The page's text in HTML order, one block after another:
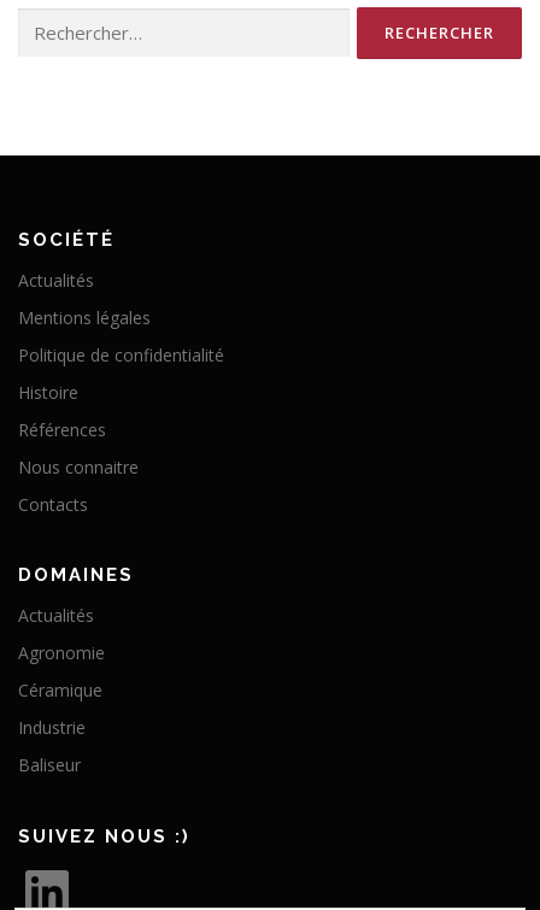
SOCIÉTÉ
Actualités
Mentions légales
Politique de confidentialité
Histoire
Références
Nous connaitre
Contacts
DOMAINES
Actualités
Agronomie
Céramique
Industrie
Baliseur
SUIVEZ NOUS :)
L
n